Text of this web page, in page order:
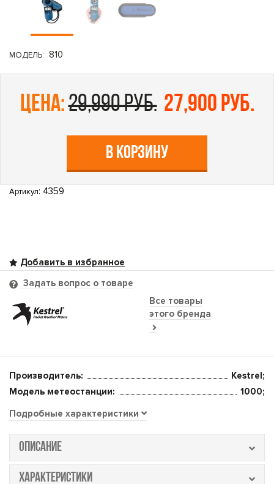
МОДЕЛЬ: 810
цена:29,990 руб. 27,900 руб.
В КОРЗИНУ
Артикул: 4359
Все товары
этого бренда
Задать вопрос о товаре
Производитель:
Kestrel;
Модель метеостанции:
1000;
Подробные характеристики
ОПИСАНИЕ
ХАРАКТЕРИСТИКИ